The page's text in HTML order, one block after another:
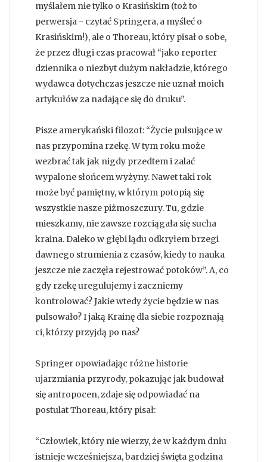
myślałem nie tylko o Krasińskim (toż to
perwersja - czytać Springera, a myśleć o
Krasińskim!), ale o Thoreau, który pisał o sobe,
że przez długi czas pracował “jako reporter
dziennika o niezbyt dużym nakładzie, którego
wydawca dotychczas jeszcze nie uznał moich
artykułów za nadające się do druku”.
Pisze amerykański filozof: “Życie pulsujące w
nas przypomina rzekę. W tym roku może
wezbrać tak jak nigdy przedtem i zalać
wypalone słońcem wyżyny. Nawet taki rok
może być pamiętny, w którym potopią się
wszystkie nasze piżmoszczury. Tu, gdzie
mieszkamy, nie zawsze rozciągała się sucha
kraina. Daleko w głębi lądu odkryłem brzegi
dawnego strumienia z czasów, kiedy to nauka
jeszcze nie zaczęła rejestrować potoków”. A, co
gdy rzekę uregulujemy i zaczniemy
kontrolować? Jakie wtedy życie będzie w nas
pulsowało? I jaką Krainę dla siebie rozpoznają
ci, którzy przyjdą po nas?
Springer opowiadając różne historie
ujarzmiania przyrody, pokazując jak budował
się antropocen, zdaje się odpowiadać na
postulat Thoreau, który pisał:
“Człowiek, który nie wierzy, że w każdym dniu
istnieje wcześniejsza, bardziej święta godzina